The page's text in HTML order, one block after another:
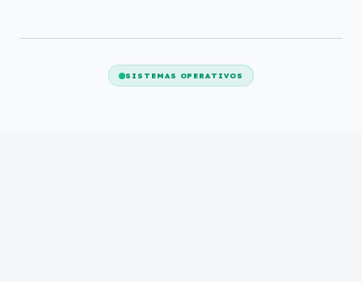
SISTEMAS OPERATIVOS